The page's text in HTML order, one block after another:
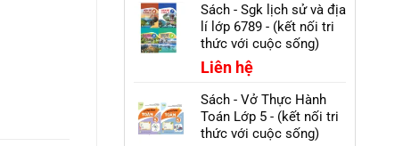
Sách - Sgk lịch sử và địa
lí lớp 6789 - (kết nối tri
thức với cuộc sống)
Liên hệ
Sách - Vở Thực Hành
Toán Lớp 5 - (kết nối tri
thức với cuộc sống)